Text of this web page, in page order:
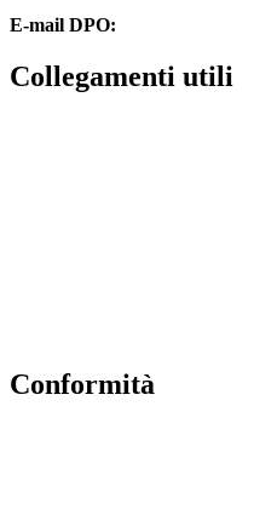
E-mail DPO:
collegamenti utili
conformità